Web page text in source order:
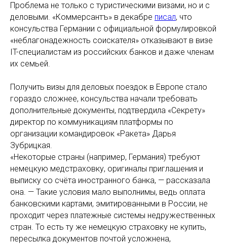
Проблема не только с туристическими визами, но и с
деловыми. «Коммерсантъ» в декабре писал, что
консульства Германии с официальной формулировкой
«неблагонадежность соискателя» отказывают в визе
IT-специалистам из российских банков и даже членам
их семьей.
Получить визы для деловых поездок в Европе стало
гораздо сложнее, консульства начали требовать
дополнительные документы, подтвердила «Секрету»
директор по коммуникациям платформы по
организации командировок «Ракета» Дарья
Зубрицкая.
«Некоторые страны (например, Германия) требуют
немецкую медстраховку, оригиналы приглашения и
выписку со счёта иностранного банка, — рассказала
она. — Такие условия мало выполнимы, ведь оплата
банковскими картами, эмитированными в России, не
проходит через платежные системы недружественных
стран. То есть ту же немецкую страховку не купить,
пересылка документов почтой усложнена,